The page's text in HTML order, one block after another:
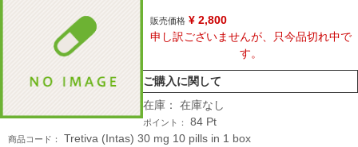
販売価格 ¥ 2,800
申し訳ございませんが、只今品切れ中で
す。
ご購入に関して
在庫：在庫なし
ポイント： 84 Pt
商品コード：
Tretiva (Intas) 30 mg 10 pills in 1 box